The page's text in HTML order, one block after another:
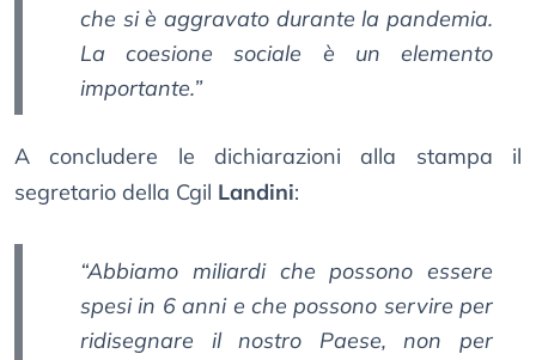
che si è aggravato durante la pandemia.
La coesione sociale è un elemento
importante.”
A concludere le dichiarazioni alla stampa il
segretario della Cgil Landini:
“Abbiamo miliardi che possono essere
spesi in 6 anni e che possono servire per
ridisegnare il nostro Paese, non per